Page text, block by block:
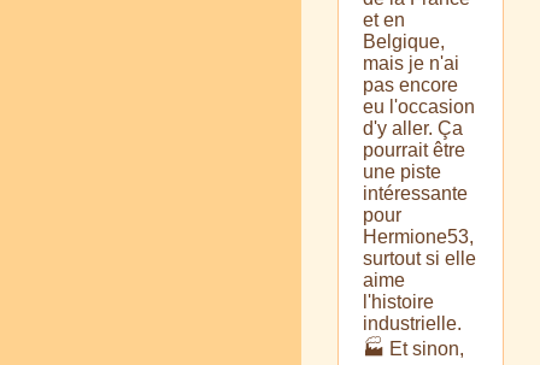
et en
Belgique,
mais je n'ai
pas encore
eu l'occasion
d'y aller. Ça
pourrait être
une piste
intéressante
pour
Hermione53,
surtout si elle
aime
l'histoire
industrielle.
🏭 Et sinon,